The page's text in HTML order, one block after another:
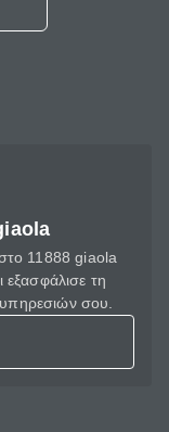
11888 giaola
εξασφάλισε τη
σου.